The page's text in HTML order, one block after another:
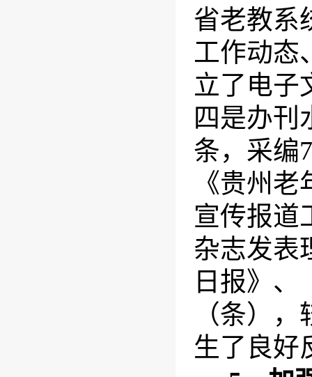
省老教系
工作动态
立了电子
四是办刊
条，采编
《贵州
宣传报道
杂志发表
日报》
（条）
生了良好